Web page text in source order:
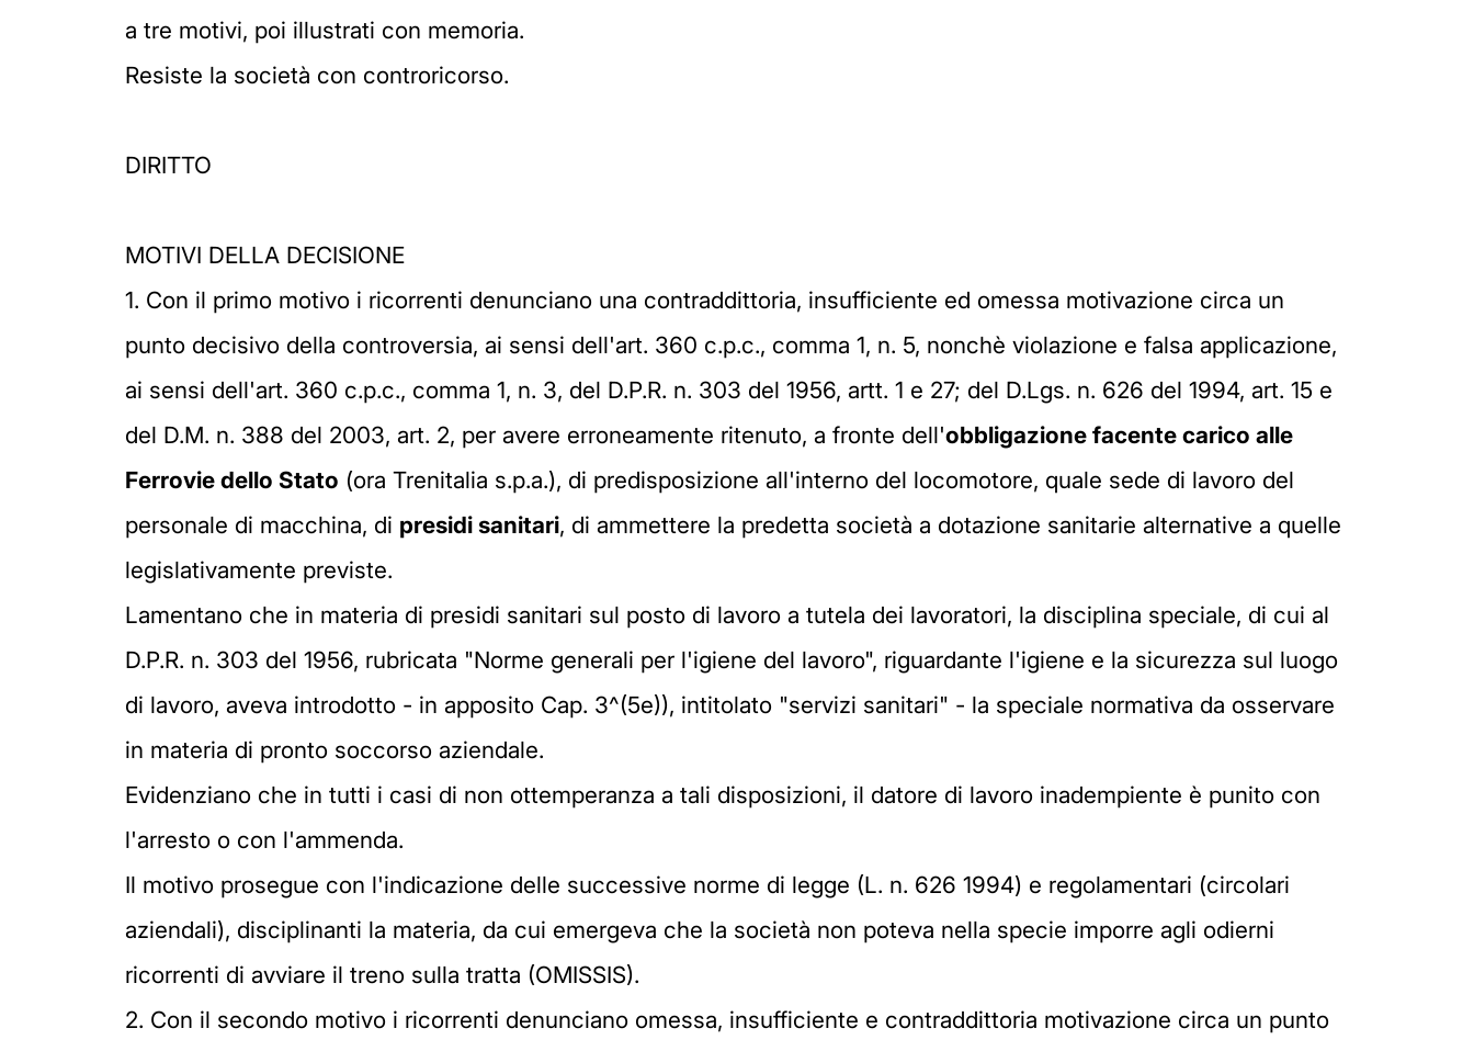
a tre motivi, poi illustrati con memoria.
Resiste la società con controricorso.
DIRITTO
MOTIVI DELLA DECISIONE
1. Con il primo motivo i ricorrenti denunciano una contraddittoria, insufficiente ed omessa motivazione circa un
punto decisivo della controversia, ai sensi dell'art. 360 c.p.c., comma 1, n. 5, nonchè violazione e falsa applicazione,
ai sensi dell'art. 360 c.p.c., comma 1, n. 3, del D.P.R. n. 303 del 1956, artt. 1 e 27; del D.Lgs. n. 626 del 1994, art. 15 e
del D.M. n. 388 del 2003, art. 2, per avere erroneamente ritenuto, a fronte dell'obbligazione facente carico alle
Ferrovie dello Stato (ora Trenitalia s.p.a.), di predisposizione all'interno del locomotore, quale sede di lavoro del
personale di macchina, di presidi sanitari, di ammettere la predetta società a dotazione sanitarie alternative a quelle
legislativamente previste.
Lamentano che in materia di presidi sanitari sul posto di lavoro a tutela dei lavoratori, la disciplina speciale, di cui al
D.P.R. n. 303 del 1956, rubricata "Norme generali per l'igiene del lavoro", riguardante l'igiene e la sicurezza sul luogo
di lavoro, aveva introdotto - in apposito Cap. 3^(5e)), intitolato "servizi sanitari" - la speciale normativa da osservare
in materia di pronto soccorso aziendale.
Evidenziano che in tutti i casi di non ottemperanza a tali disposizioni, il datore di lavoro inadempiente è punito con
l'arresto o con l'ammenda.
Il motivo prosegue con l'indicazione delle successive norme di legge (L. n. 626 1994) e regolamentari (circolari
aziendali), disciplinanti la materia, da cui emergeva che la società non poteva nella specie imporre agli odierni
ricorrenti di avviare il treno sulla tratta (OMISSIS).
2. Con il secondo motivo i ricorrenti denunciano omessa, insufficiente e contraddittoria motivazione circa un punto